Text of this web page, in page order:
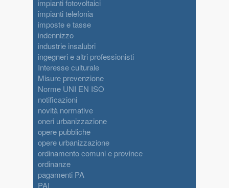
impianti fotovoltaici
impianti telefonia
imposte e tasse
indennizzo
industrie insalubri
ingegneri e altri professionisti
Interesse culturale
Misure prevenzione
Norme UNI EN ISO
notificazioni
novità normative
oneri urbanizzazione
opere pubbliche
opere urbanizzazione
ordinamento comuni e province
ordinanze
pagamenti PA
PAI